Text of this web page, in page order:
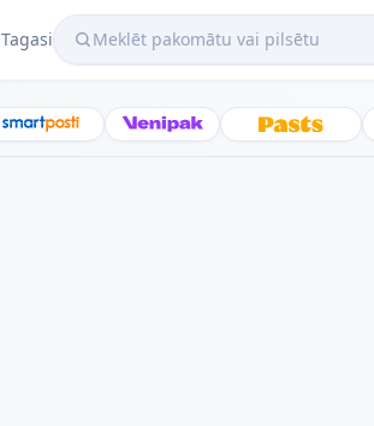
TagasiMeklēt pakomātu vai pilsētu
SmartPosti Venipak Latvijas